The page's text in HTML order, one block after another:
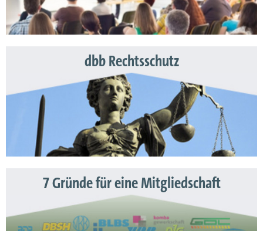
dbb Rechtsschutz
7 Gründe für eine Mitgliedschaft